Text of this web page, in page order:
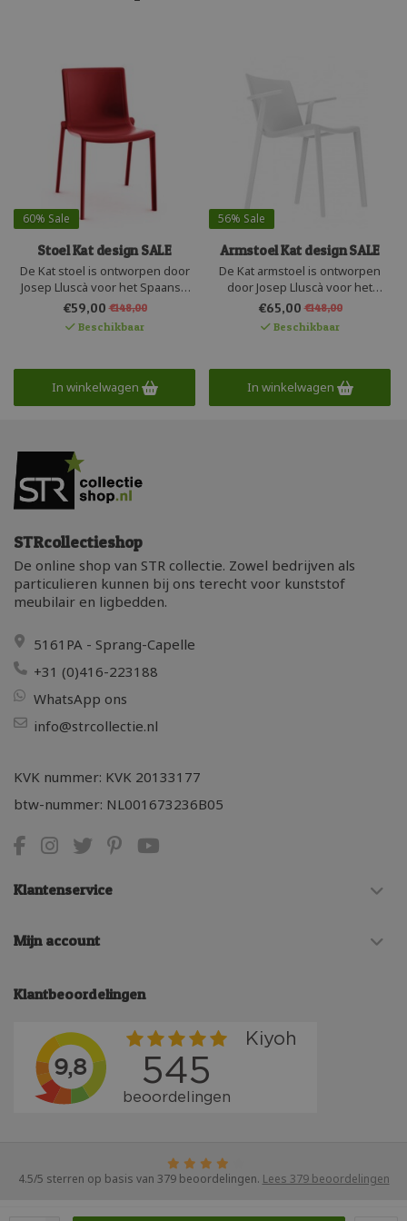
60% Sale
Stoel Kat design SALE
De Kat stoel is ontworpen door
Josep Lluscà voor het Spaanse
merk Resol. Deze elegante
kunststof design stoel is
gemaakt van UV bestendig
recyclebaar. De lichtgewicht
designstoel is stapelbaar en
€59,00 €148,00
Beschikbaar
In winkelwagen
56% Sale
Armstoel Kat design SALE
De Kat armstoel is ontworpen
door Josep Lluscà voor het
Spaanse merk Resol. Deze
elegante kunststof design
armstoel is gemaakt van UV
geheel recyclebaar. De
lichtgewicht designstoel is
€65,00 €148,00
Beschikbaar
In winkelwagen
STRcollectieshop
De online shop van STR collectie. Zowel bedrijven als
particulieren kunnen bij ons terecht voor kunststof
meubilair en ligbedden.
5161PA - Sprang-Capelle
+31 (0)416-223188
WhatsApp ons
info@strcollectie.nl
KVK nummer: KVK 20133177
btw-nummer: NL001673236B05
Klantenservice
Mijn account
Klantbeoordelingen
4.5/5 sterren op basis van 379beoordelingen. Lees 379 beoordelingen